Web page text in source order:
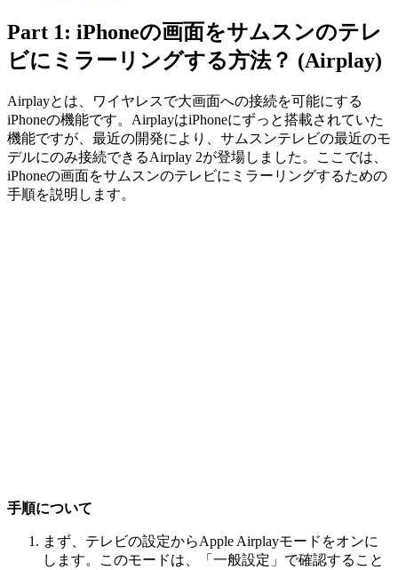
Part 1: iPhoneの画面をサムスンのテレ
ビにミラーリングする方法？ (Airplay)
Airplayとは、ワイヤレスで大画面への接続を可能にする
iPhoneの機能です。AirplayはiPhoneにずっと搭載されていた
機能ですが、最近の開発により、サムスンテレビの最近のモ
デルにのみ接続できるAirplay 2が登場しました。ここでは、
iPhoneの画面をサムスンのテレビにミラーリングするための
手順を説明します。
手順について
まず、テレビの設定からApple Airplayモードをオンに
します。このモードは、「一般設定」で確認すること